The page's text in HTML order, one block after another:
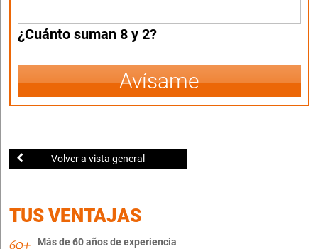
¿Cuánto suman 8 y 2?
Avísame
Volver a vista general
TUS VENTAJAS
Más de 60 años de experiencia